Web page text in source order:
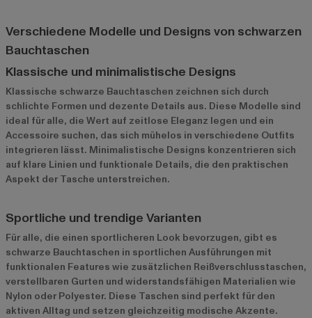
Verschiedene Modelle und Designs von schwarzen
Bauchtaschen
Klassische und minimalistische Designs
Klassische schwarze Bauchtaschen zeichnen sich durch
schlichte Formen und dezente Details aus. Diese Modelle sind
ideal für alle, die Wert auf zeitlose Eleganz legen und ein
Accessoire suchen, das sich mühelos in verschiedene Outfits
integrieren lässt. Minimalistische Designs konzentrieren sich
auf klare Linien und funktionale Details, die den praktischen
Aspekt der Tasche unterstreichen.
Sportliche und trendige Varianten
Für alle, die einen sportlicheren Look bevorzugen, gibt es
schwarze Bauchtaschen in sportlichen Ausführungen mit
funktionalen Features wie zusätzlichen Reißverschlusstaschen,
verstellbaren Gurten und widerstandsfähigen Materialien wie
Nylon oder Polyester. Diese Taschen sind perfekt für den
aktiven Alltag und setzen gleichzeitig modische Akzente.